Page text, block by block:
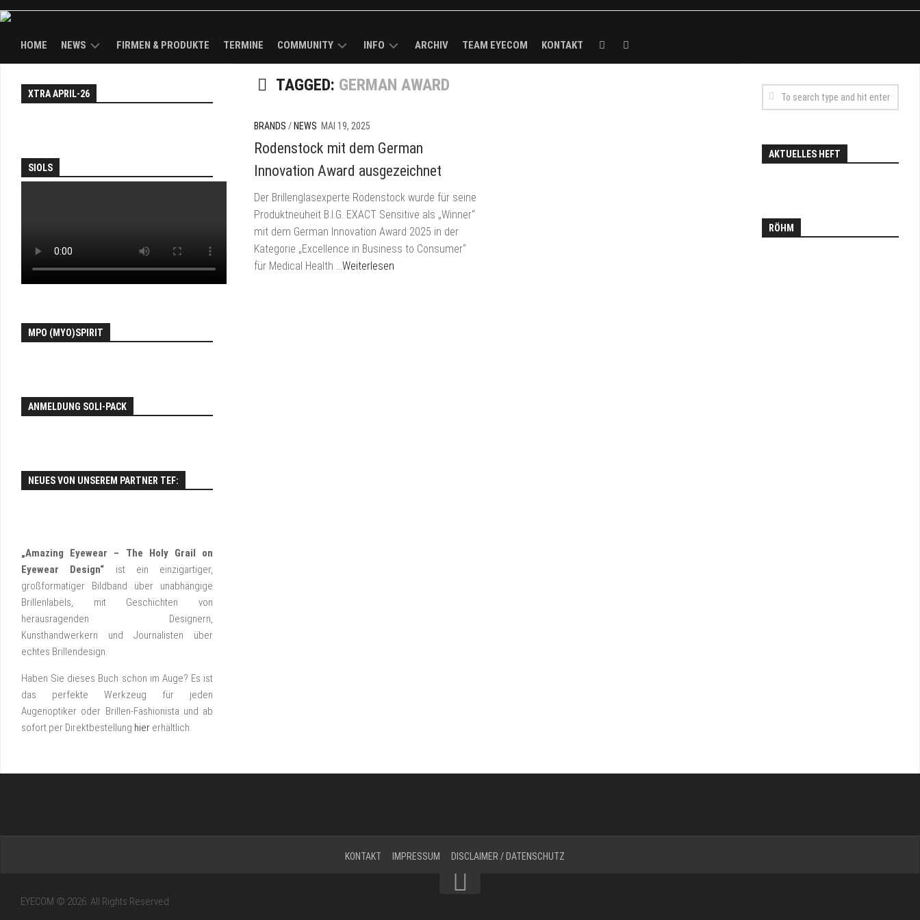
HOME NEWS
NEWS
FIRMEN & PRODUKTE TERMINE COMMUNITY
EYECOM
FAIR
ANMELDUNG
SOLI-
JOBS
&
DEALS
EYECOM-
INFO
KURZPROFIL
IMPRESSUM
ARCHIV TEAM EYECOM KONTAKT
TAGGED: GERMAN AWARD
BRANDS / NEWS MAI 19, 2025
Rodenstock mit dem German
Innovation Award ausgezeichnet
Der Brillenglasexperte Rodenstock wurde für seine
Produktneuheit B.I.G. EXACT Sensitive als „Winner“
mit dem German Innovation Award 2025 in der
Kategorie „Excellence in Business to Consumer“
für Medical Health …Weiterlesen
XTRA APRIL-26
SIOLS
MPO (MYO)SPIRIT
ANMELDUNG SOLI-PACK
NEUES VON UNSEREM PARTNER TEF:
„Amazing Eyewear – The Holy Grail on
Eyewear Design“ ist ein einzigartiger,
großformatiger Bildband über unabhängige
Brillenlabels, mit Geschichten von
herausragenden Designern,
Kunsthandwerkern und Journalisten über
echtes Brillendesign.
Haben Sie dieses Buch schon im Auge? Es ist
das perfekte Werkzeug für jeden
Augenoptiker oder Brillen-Fashionista und ab
sofort per Direktbestellung hier erhältlich.
AKTUELLES HEFT
RÖHM
KONTAKT IMPRESSUM DISCLAIMER / DATENSCHUTZ
EYECOM © 2026. All Rights Reserved.